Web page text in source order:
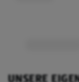
UNSERE